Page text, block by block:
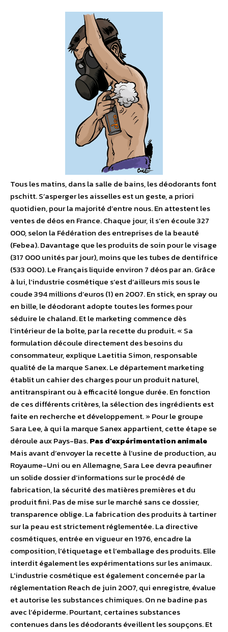
Tous les matins, dans la salle de bains, les déodorants font
pschitt. S’asperger les aisselles est un geste, a priori
quotidien, pour la majorité d’entre nous. En attestent les
ventes de déos en France. Chaque jour, il s’en écoule 327
000, selon la Fédération des entreprises de la beauté
(Febea). Davantage que les produits de soin pour le visage
(317 000 unités par jour), moins que les tubes de dentifrice
(533 000). Le Français liquide environ 7 déos par an. Grâce
à lui, l’industrie cosmétique s’est d’ailleurs mis sous le
coude 394 millions d’euros (1) en 2007. En stick, en spray ou
en bille, le déodorant adopte toutes les formes pour
séduire le chaland. Et le marketing commence dès
l’intérieur de la boîte, par la recette du produit. « Sa
formulation découle directement des besoins du
consommateur, explique Laetitia Simon, responsable
qualité de la marque Sanex. Le département marketing
établit un cahier des charges pour un produit naturel,
antitranspirant ou à efficacité longue durée. En fonction
de ces différents critères, la sélection des ingrédients est
faite en recherche et développement. » Pour le groupe
Sara Lee, à qui la marque Sanex appartient, cette étape se
déroule aux Pays-Bas.Pas d’expérimentation animale
Mais avant d’envoyer la recette à l’usine de production, au
Royaume-Uni ou en Allemagne, Sara Lee devra peaufiner
un solide dossier d’informations sur le procédé de
fabrication, la sécurité des matières premières et du
produit fini. Pas de mise sur le marché sans ce dossier,
transparence oblige. La fabrication des produits à tartiner
sur la peau est strictement réglementée. La directive
cosmétiques, entrée en vigueur en 1976, encadre la
composition, l’étiquetage et l’emballage des produits. Elle
interdit également les expérimentations sur les animaux.
L’industrie cosmétique est également concernée par la
réglementation Reach de juin 2007, qui enregistre, évalue
et autorise les substances chimiques. On ne badine pas
avec l’épiderme. Pourtant, certaines substances
contenues dans les déodorants éveillent les soupçons. Et